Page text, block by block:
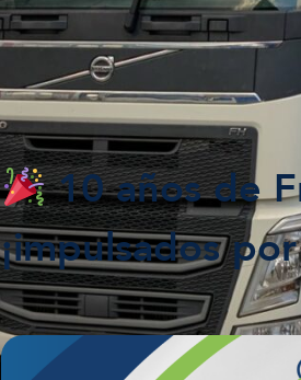
10 años de
¡impulsados